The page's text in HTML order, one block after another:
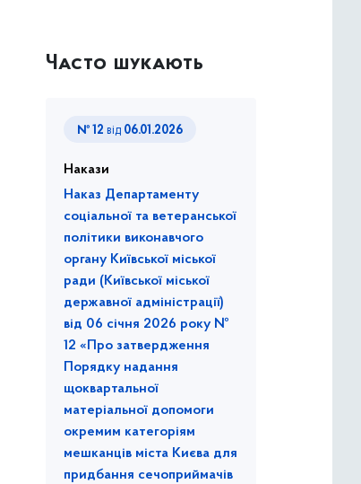
Часто шукають
№ 12 від 06.01.2026
Накази
Наказ Департаменту
соціальної та ветеранської
політики виконавчого
органу Київської міської
ради (Київської міської
державної адміністрації)
від 06 січня 2026 року №
12 «Про затвердження
Порядку надання
щоквартальної
матеріальної допомоги
окремим категоріям
мешканців міста Києва для
придбання сечоприймачів